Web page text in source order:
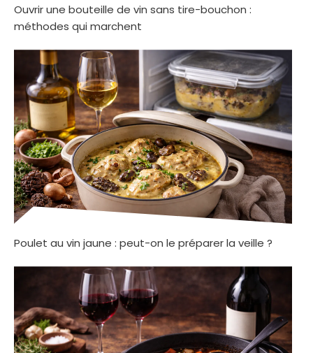
Ouvrir une bouteille de vin sans tire-bouchon :
méthodes qui marchent
Poulet au vin jaune : peut-on le préparer la veille ?